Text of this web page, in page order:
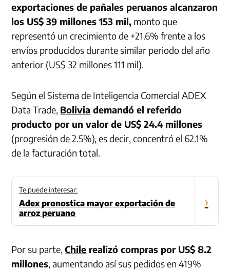
exportaciones de pañales peruanos alcanzaron
los US$ 39 millones 153 mil, monto que
representó un crecimiento de +21.6% frente a los
envíos producidos durante similar periodo del año
anterior (US$ 32 millones 111 mil).
Según el Sistema de Inteligencia Comercial ADEX
Data Trade, Bolivia demandó el referido
producto por un valor de US$ 24.4 millones
(progresión de 2.5%), es decir, concentró el 62.1%
de la facturación total.
Te puede interesar:
Adex pronostica mayor exportación de
arroz peruano
›
Por su parte,Chile realizó compras por US$ 8.2
millones , aumentando así sus pedidos en 419%